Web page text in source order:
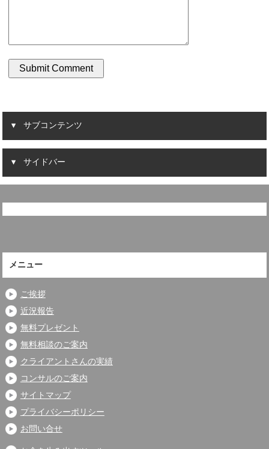
サブコンテンツ
サイドバー
メニュー
ご挨拶
近況報告
無料プレゼント
無料相談のご案内
クライアントさんの実績
コンサルのご案内
サイトマップ
プライバシーポリシー
お問い合せ